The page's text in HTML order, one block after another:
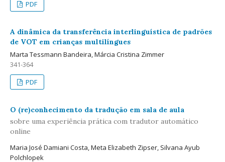
PDF
A dinâmica da transferência interlinguística de padrões
de VOT em crianças multilíngues
Marta Tessmann Bandeira, Márcia Cristina Zimmer
341-364
PDF
O (re)conhecimento da tradução em sala de aula
sobre uma experiência prática com tradutor automático
online
Maria José Damiani Costa, Meta Elizabeth Zipser, Silvana Ayub
Polchlopek